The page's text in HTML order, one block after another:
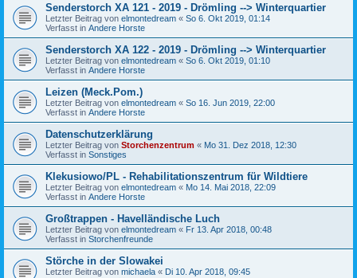
Senderstorch XA 121 - 2019 - Drömling --> Winterquartier
Letzter Beitrag von elmontedream « So 6. Okt 2019, 01:14
Verfasst in Andere Horste
Senderstorch XA 122 - 2019 - Drömling --> Winterquartier
Letzter Beitrag von elmontedream « So 6. Okt 2019, 01:10
Verfasst in Andere Horste
Leizen (Meck.Pom.)
Letzter Beitrag von elmontedream « So 16. Jun 2019, 22:00
Verfasst in Andere Horste
Datenschutzerklärung
Letzter Beitrag von Storchenzentrum « Mo 31. Dez 2018, 12:30
Verfasst in Sonstiges
Klekusiowo/PL - Rehabilitationszentrum für Wildtiere
Letzter Beitrag von elmontedream « Mo 14. Mai 2018, 22:09
Verfasst in Andere Horste
Großtrappen - Havelländische Luch
Letzter Beitrag von elmontedream « Fr 13. Apr 2018, 00:48
Verfasst in Storchenfreunde
Störche in der Slowakei
Letzter Beitrag von michaela « Di 10. Apr 2018, 09:45